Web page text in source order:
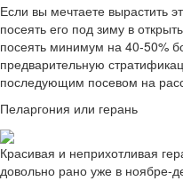
Если вы мечтаете вырастить
посеять его под зиму в
посеять минимум на 40-50%
предварительную
последующим посевом на
Пеларгония или герань
Красивая и неприхотливая
довольно рано уже в ноябре-